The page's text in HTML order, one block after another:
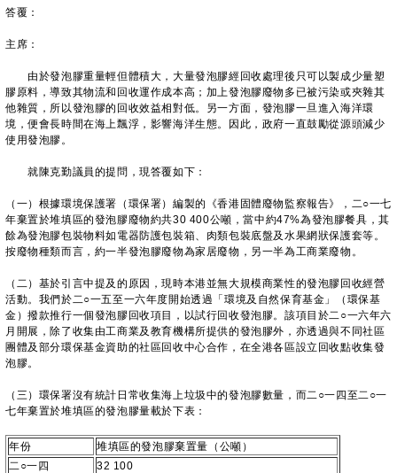
答覆：
主席：
由於發泡膠重量輕但體積大，大量發泡膠經回收處理後只可以製成少量塑
膠原料，導致其物流和回收運作成本高；加上發泡膠廢物多已被污染或夾雜其
他雜質，所以發泡膠的回收效益相對低。另一方面，發泡膠一旦進入海洋環
境，便會長時間在海上飄浮，影響海洋生態。因此，政府一直鼓勵從源頭減少
使用發泡膠。
就陳克勤議員的提問，現答覆如下：
（一）根據環境保護署（環保署）編製的《香港固體廢物監察報告》，二○一七
年棄置於堆填區的發泡膠廢物約共30 400公噸，當中約47%為發泡膠餐具，其
餘為發泡膠包裝物料如電器防護包裝箱、肉類包裝底盤及水果網狀保護套等。
按廢物種類而言，約一半發泡膠廢物為家居廢物，另一半為工商業廢物。
（二）基於引言中提及的原因，現時本港並無大規模商業性的發泡膠回收經營
活動。我們於二○一五至一六年度開始透過「環境及自然保育基金」（環保基
金）撥款推行一個發泡膠回收項目，以試行回收發泡膠。該項目於二○一六年六
月開展，除了收集由工商業及教育機構所提供的發泡膠外，亦透過與不同社區
團體及部分環保基金資助的社區回收中心合作，在全港各區設立回收點收集發
泡膠。
（三）環保署沒有統計日常收集海上垃圾中的發泡膠數量，而二○一四至二○一
七年棄置於堆填區的發泡膠量載於下表：
年份
堆填區的發泡膠棄置量（公噸）
二○一四
32 100